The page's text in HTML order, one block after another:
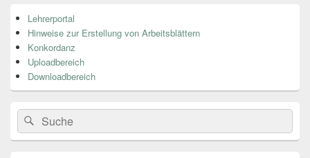
Seitenleisten
Widget-
Bereich
Lehrerportal
Hinweise zur Erstellung von Arbeitsblättern
Konkordanz
Uploadbereich
Downloadbereich
Search
for:
Suche